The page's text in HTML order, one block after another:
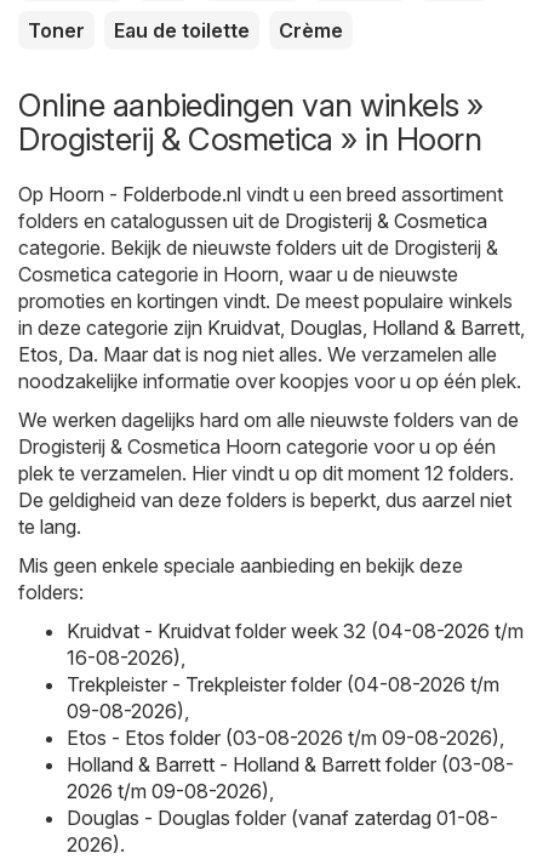
Toner
Eau de toilette Crème
Online aanbiedingen van winkels »
Drogisterij & Cosmetica » in Hoorn
Op Hoorn - Folderbode.nl vindt u een breed assortiment
folders en catalogussen uit de Drogisterij & Cosmetica
categorie. Bekijk de nieuwste folders uit de Drogisterij &
Cosmetica categorie in Hoorn, waar u de nieuwste
promoties en kortingen vindt. De meest populaire winkels
in deze categorie zijn Kruidvat, Douglas, Holland & Barrett,
Etos, Da. Maar dat is nog niet alles. We verzamelen alle
noodzakelijke informatie over koopjes voor u op één plek.
We werken dagelijks hard om alle nieuwste folders van de
Drogisterij & Cosmetica Hoorn categorie voor u op één
plek te verzamelen. Hier vindt u op dit moment 12 folders.
De geldigheid van deze folders is beperkt, dus aarzel niet
te lang.
Mis geen enkele speciale aanbieding en bekijk deze
folders:
Kruidvat - Kruidvat folder week 32 (04-08-2026 t/m
16-08-2026),
Trekpleister - Trekpleister folder (04-08-2026 t/m
09-08-2026),
Etos - Etos folder (03-08-2026 t/m 09-08-2026),
Holland & Barrett - Holland & Barrett folder (03-08-
2026 t/m 09-08-2026),
Douglas - Douglas folder (vanaf zaterdag 01-08-
2026).